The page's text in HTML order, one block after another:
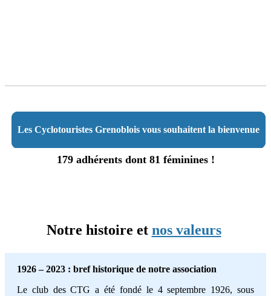
Les Cyclotouristes Grenoblois vous souhaitent la bienvenue
179 adhérents dont 81 féminines !
Notre histoire et nos valeurs
1926 – 2023 : bref historique de notre association
Le club des CTG a été fondé le 4 septembre 1926, sous